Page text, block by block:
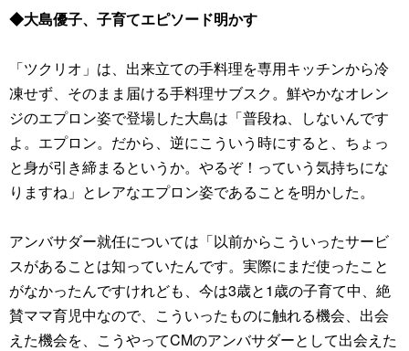
◆大島優子、子育てエピソード明かす
「ツクリオ」は、出来立ての手料理を専用キッチンから冷
凍せず、そのまま届ける手料理サブスク。鮮やかなオレン
ジのエプロン姿で登場した大島は「普段ね、しないんです
よ。エプロン。だから、逆にこういう時にすると、ちょっ
と身が引き締まるというか。やるぞ！っていう気持ちにな
りますね」とレアなエプロン姿であることを明かした。
アンバサダー就任については「以前からこういったサービ
スがあることは知っていたんです。実際にまだ使ったこと
がなかったんですけれども、今は3歳と1歳の子育て中、絶
賛ママ育児中なので、こういったものに触れる機会、出会
えた機会を、こうやってCMのアンバサダーとして出会えた